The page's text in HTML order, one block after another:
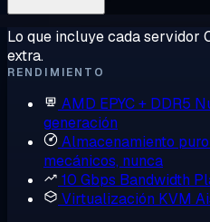
Lo que incluye cada servidor
extra.
RENDIMIENTO
AMD EPYC + DDR5
generación
Almacenamiento
mecánicos, nunca
10 Gbps Bandwidth
Virtualización KVM